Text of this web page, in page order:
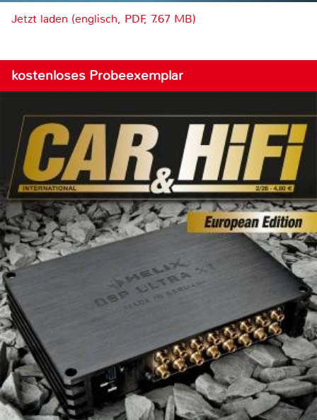
Jetzt laden (englisch, PDF, 7.67 MB)
kostenloses Probeexemplar